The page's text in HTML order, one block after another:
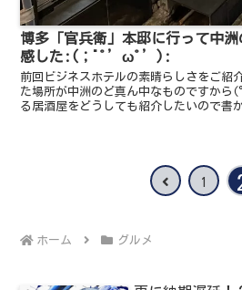
博多「官兵衛」本邸に行って中
感した:(；ﾞﾟ’ωﾟ’):
前回ビジネスホテルの素晴らしさをご紹
た場所が中洲のど真ん中なものですか
る居酒屋をどうしても紹介したいので
「官兵衛」本邸との出会い・初めて行
前 1
ホーム グルメ